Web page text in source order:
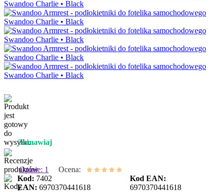
Zamawiaj
Opinie: 1
Ocena:
Kod: 7402
EAN: 6970370441618
Kod EAN:
6970370441618